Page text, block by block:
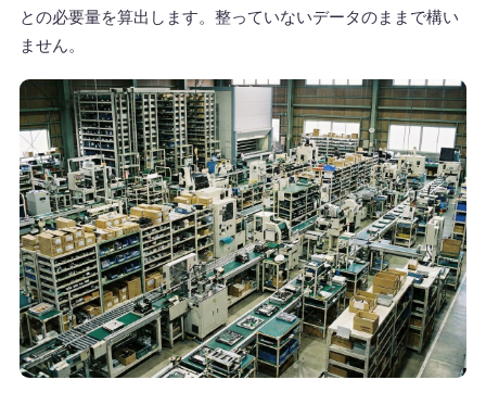
との必要量を算出します。整っていないデータのままで構い
ません。